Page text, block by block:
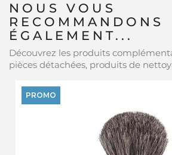
NOUS VOUS
RECOMMANDONS
ÉGALEMENT...
Découvrez les produits
pièces détachées, produits de
PROMO